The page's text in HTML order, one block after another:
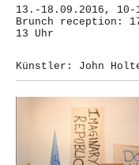
13.-18.09.2016, 10-
Brunch reception:
13 Uhr
Künstler: John